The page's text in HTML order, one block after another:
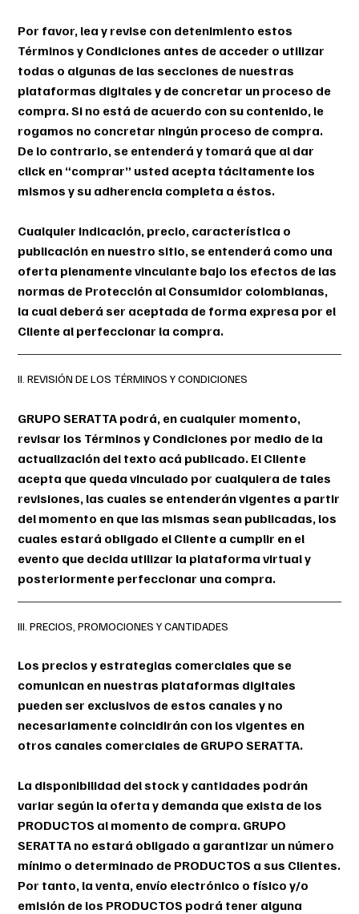
Por favor, lea y revise con detenimiento estos
Términos y Condiciones antes de acceder o utilizar
todas o algunas de las secciones de nuestras
plataformas digitales y de concretar un proceso de
compra. Si no está de acuerdo con su contenido, le
rogamos no concretar ningún proceso de compra.
De lo contrario, se entenderá y tomará que al dar
click en “comprar” usted acepta tácitamente los
mismos y su adherencia completa a éstos.
Cualquier indicación, precio, característica o
publicación en nuestro sitio, se entenderá como una
oferta plenamente vinculante bajo los efectos de las
normas de Protección al Consumidor colombianas,
la cual deberá ser aceptada de forma expresa por el
Cliente al perfeccionar la compra.
II. REVISIÓN DE LOS TÉRMINOS Y CONDICIONES
GRUPO SERATTA podrá, en cualquier momento,
revisar los Términos y Condiciones por medio de la
actualización del texto acá publicado. El Cliente
acepta que queda vinculado por cualquiera de tales
revisiones, las cuales se entenderán vigentes a partir
del momento en que las mismas sean publicadas, los
cuales estará obligado el Cliente a cumplir en el
evento que decida utilizar la plataforma virtual y
posteriormente perfeccionar una compra.
III. PRECIOS, PROMOCIONES Y CANTIDADES
Los precios y estrategias comerciales que se
comunican en nuestras plataformas digitales
pueden ser exclusivos de estos canales y no
necesariamente coincidirán con los vigentes en
otros canales comerciales de GRUPO SERATTA.
La disponibilidad del stock y cantidades podrán
variar según la oferta y demanda que exista de los
PRODUCTOS al momento de compra. GRUPO
SERATTA no estará obligado a garantizar un número
mínimo o determinado de PRODUCTOS a sus Clientes.
Por tanto, la venta, envío electrónico o físico y/o
emisión de los PRODUCTOS podrá tener alguna